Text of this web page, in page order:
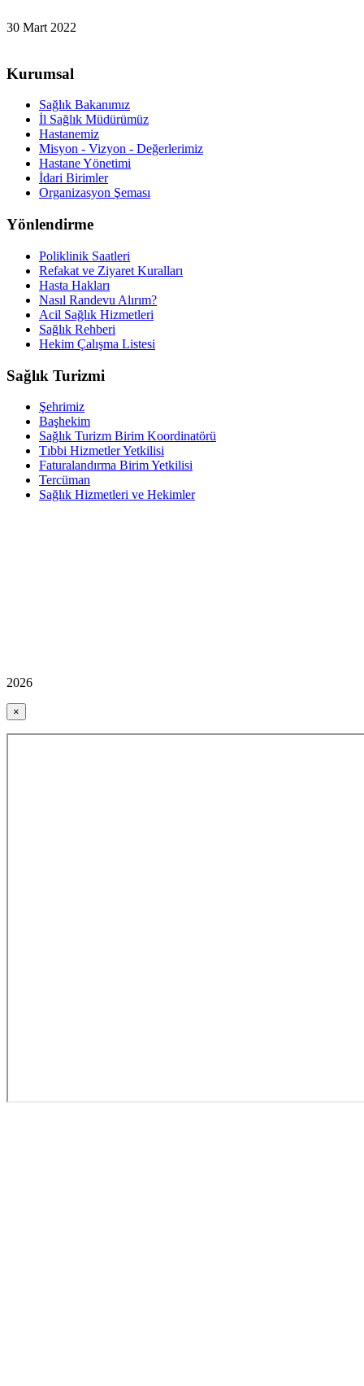
30 Mart 2022
Kurumsal
Sağlık Bakanımız
İl Sağlık Müdürümüz
Hastanemiz
Misyon - Vizyon - Değerlerimiz
Hastane Yönetimi
İdari Birimler
Organizasyon Şeması
Yönlendirme
Poliklinik Saatleri
Refakat ve Ziyaret Kuralları
Hasta Hakları
Nasıl Randevu Alırım?
Acil Sağlık Hizmetleri
Sağlık Rehberi
Hekim Çalışma Listesi
Sağlık Turizmi
Şehrimiz
Başhekim
Sağlık Turizm Birim Koordinatörü
Tıbbi Hizmetler Yetkilisi
Faturalandırma Birim Yetkilisi
Tercüman
Sağlık Hizmetleri ve Hekimler
2026
×